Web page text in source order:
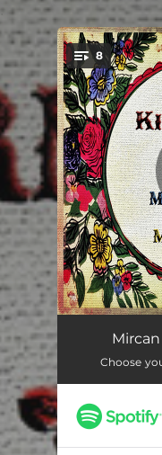
You're
8
Kırmızı Gül
O Yar Gelir
Cevizin
Mircan
Choose